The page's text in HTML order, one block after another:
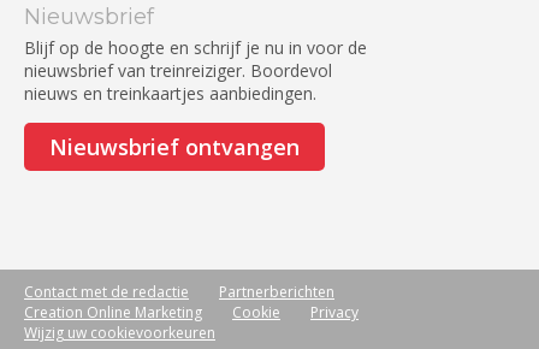
Nieuwsbrief
Blijf op de hoogte en schrijf je nu in voor de
nieuwsbrief van treinreiziger. Boordevol
nieuws en treinkaartjes aanbiedingen.
Nieuwsbrief ontvangen
Contact met de redactie
Partnerberichten
Creation Online Marketing
Cookie
Privacy
Wijzig uw cookievoorkeuren